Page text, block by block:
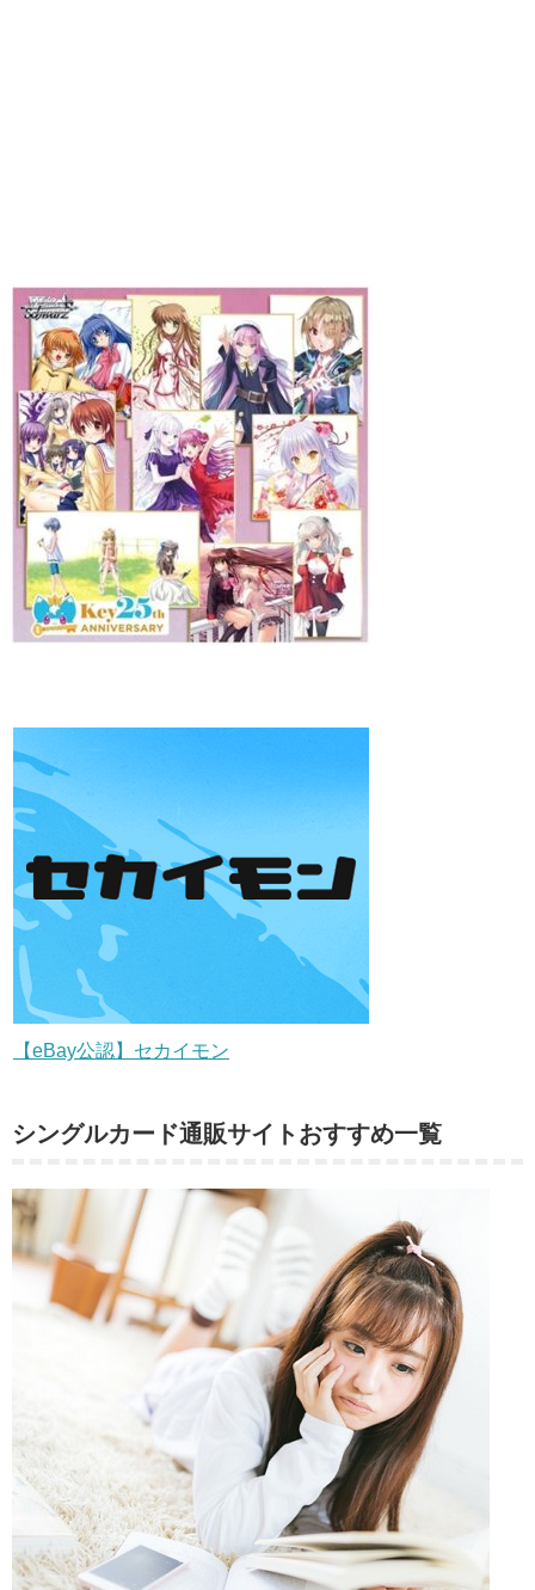
【eBay公認】セカイモン
シングルカード通販サイトおすすめ一覧